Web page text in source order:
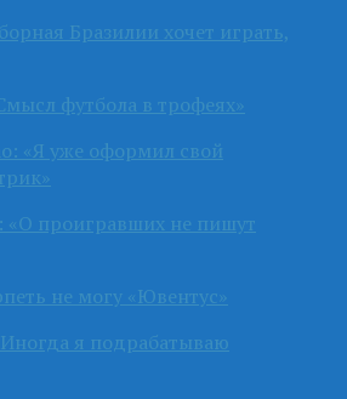
Бразилии хочет играть,
футбола в трофеях»
«Я уже оформил свой
«О проигравших не пишут
не могу «Ювентус»
я подрабатываю